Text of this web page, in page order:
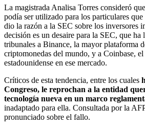
La magistrada Analisa Torres consideró
podía ser utilizado para los particulares
dio la razón a la SEC sobre los inversores
decisión es un desaire para la SEC, que ha
tribunales a Binance, la mayor plataforma
criptomonedas del mundo, y a Coinbase,
estadounidense en ese mercado.
Críticos de esta tendencia, entre los cuales
Congreso, le reprochan a la entidad
tecnología nueva en un marco
inadaptado para ella. Consultada por la
pronunciado sobre el fallo.